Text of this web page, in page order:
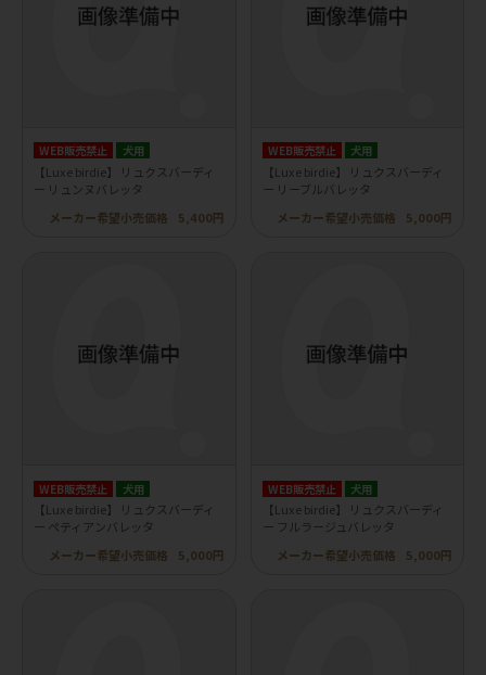
WEB販売禁止 犬用
【Luxe birdie】 リュクスバーディ
ー リュンヌバレッタ
メーカー希望小売価格
5,400円
WEB販売禁止 犬用
【Luxe birdie】 リュクスバーディ
ー リーブルバレッタ
メーカー希望小売価格
5,000円
WEB販売禁止 犬用
【Luxe birdie】 リュクスバーディ
ー ペティアンバレッタ
メーカー希望小売価格
5,000円
WEB販売禁止 犬用
【Luxe birdie】 リュクスバーディ
ー フルラージュバレッタ
メーカー希望小売価格
5,000円